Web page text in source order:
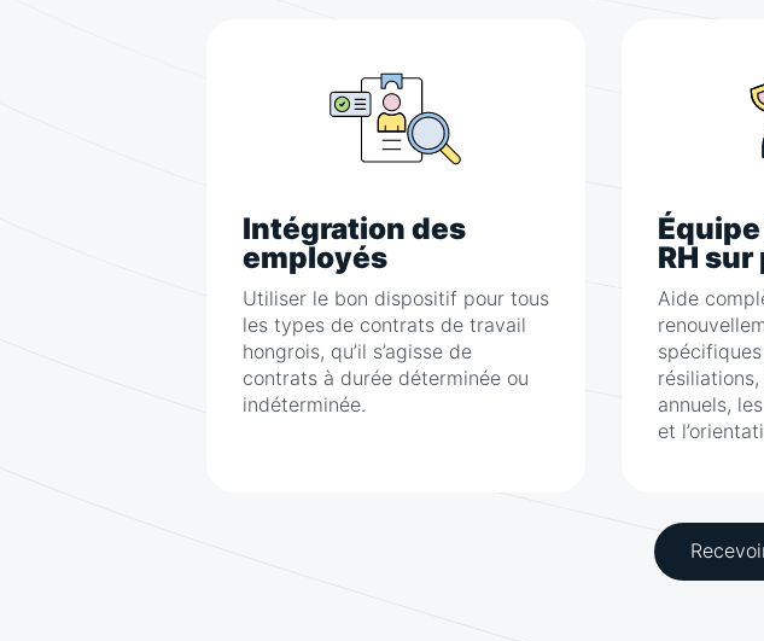
Intégration des
employés
Utiliser le bon dispositif pour tous
les types de contrats de travail
hongrois, qu’il s’agisse de
contrats à durée déterminée ou
indéterminée.
RH sur
Aide
annuels,
et